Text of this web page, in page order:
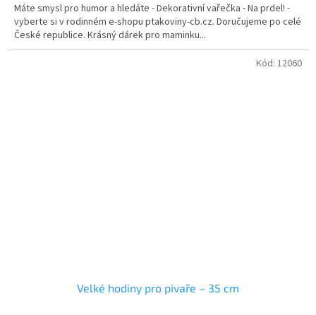
Máte smysl pro humor a hledáte - Dekorativní vařečka - Na prdel! -
vyberte si v rodinném e-shopu ptakoviny-cb.cz. Doručujeme po celé
České republice. Krásný dárek pro maminku...
Velké hodiny pro pivaře – 35 cm
Kód: 12060